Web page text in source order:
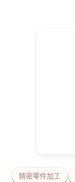
精密零件加工